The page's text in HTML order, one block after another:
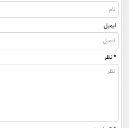
ایمیل
* نظر